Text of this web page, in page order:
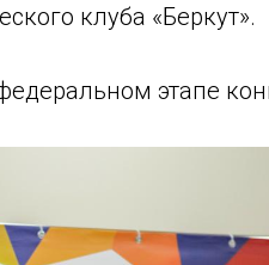
клуба «Беркут».
этапе